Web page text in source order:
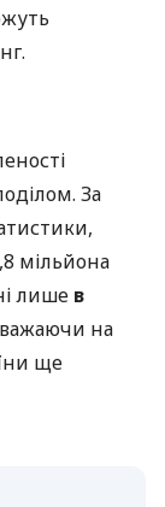
За
мільйона
лише в
на
ще